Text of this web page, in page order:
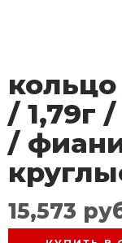
/ 1,79г
/
15,573